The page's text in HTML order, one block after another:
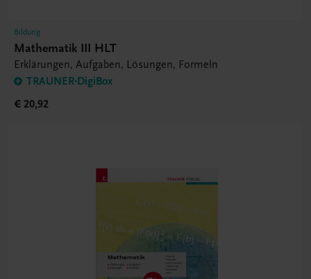
Bildung
Mathematik III HLT
Erklärungen, Aufgaben, Lösungen, Formeln
TRAUNER-DigiBox
€ 20,92